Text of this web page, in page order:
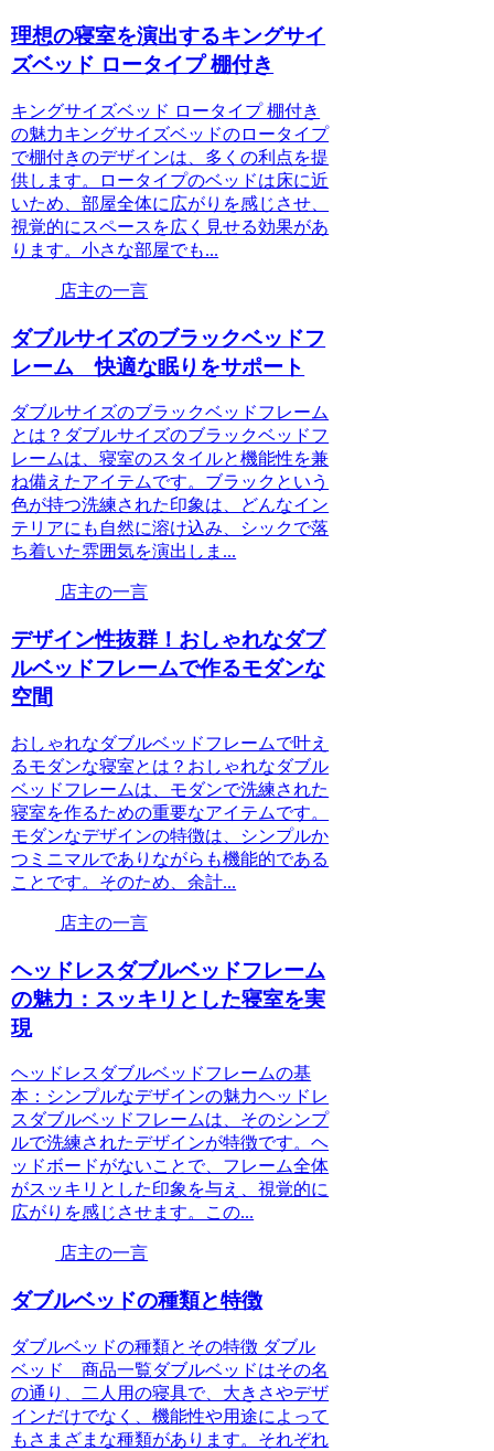
理想の寝室を演出するキングサイ
ズベッド ロータイプ 棚付き
キングサイズベッド ロータイプ 棚付き
の魅力キングサイズベッドのロータイプ
で棚付きのデザインは、多くの利点を提
供します。ロータイプのベッドは床に近
いため、部屋全体に広がりを感じさせ、
視覚的にスペースを広く見せる効果があ
ります。小さな部屋でも...
店主の一言
ダブルサイズのブラックベッドフ
レーム 快適な眠りをサポート
ダブルサイズのブラックベッドフレーム
とは？ダブルサイズのブラックベッドフ
レームは、寝室のスタイルと機能性を兼
ね備えたアイテムです。ブラックという
色が持つ洗練された印象は、どんなイン
テリアにも自然に溶け込み、シックで落
ち着いた雰囲気を演出しま...
店主の一言
デザイン性抜群！おしゃれなダブ
ルベッドフレームで作るモダンな
空間
おしゃれなダブルベッドフレームで叶え
るモダンな寝室とは？おしゃれなダブル
ベッドフレームは、モダンで洗練された
寝室を作るための重要なアイテムです。
モダンなデザインの特徴は、シンプルか
つミニマルでありながらも機能的である
ことです。そのため、余計...
店主の一言
ヘッドレスダブルベッドフレーム
の魅力：スッキリとした寝室を実
現
ヘッドレスダブルベッドフレームの基
本：シンプルなデザインの魅力ヘッドレ
スダブルベッドフレームは、そのシンプ
ルで洗練されたデザインが特徴です。ヘ
ッドボードがないことで、フレーム全体
がスッキリとした印象を与え、視覚的に
広がりを感じさせます。この...
店主の一言
ダブルベッドの種類と特徴
ダブルベッドの種類とその特徴 ダブル
ベッド 商品一覧ダブルベッドはその名
の通り、二人用の寝具で、大きさやデザ
インだけでなく、機能性や用途によって
もさまざまな種類があります。それぞれ